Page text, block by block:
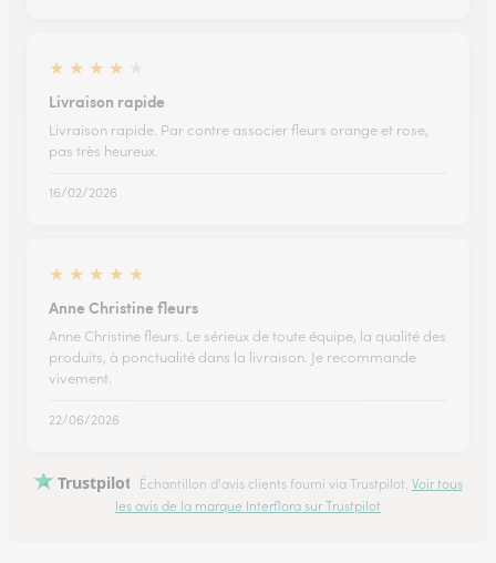
★ ★ ★ ★
Livraison rapide
Livraison rapide. Par contre associer fleurs orange et rose,
pas très heureux.
16/02/2026
★ ★ ★ ★ ★
Anne Christine fleurs
Anne Christine fleurs. Le sérieux de toute équipe, la qualité des
produits, à ponctualité dans la livraison. Je recommande
vivement.
22/06/2026
Trustpilot Échantillon d'avis clients fourni via Trustpilot. Voir tous
les avis de la marque Interflora sur Trustpilot